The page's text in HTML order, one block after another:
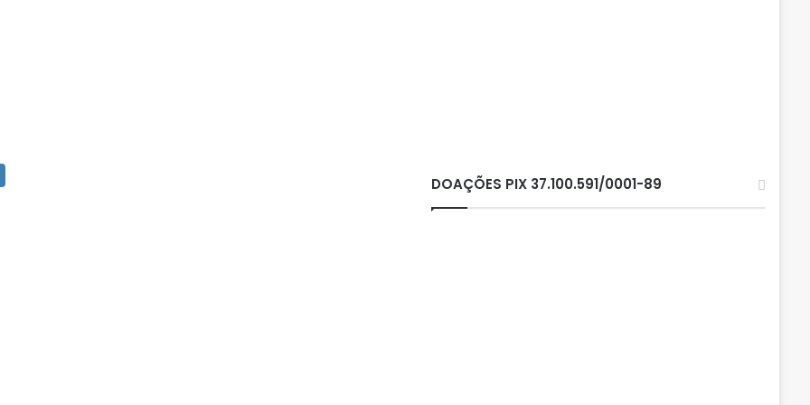
DOAÇÕES PIX 37.100.591/0001-89